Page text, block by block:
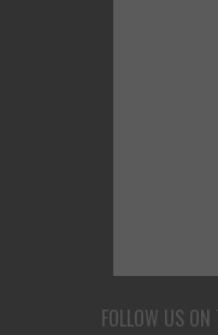
FOLLOW US